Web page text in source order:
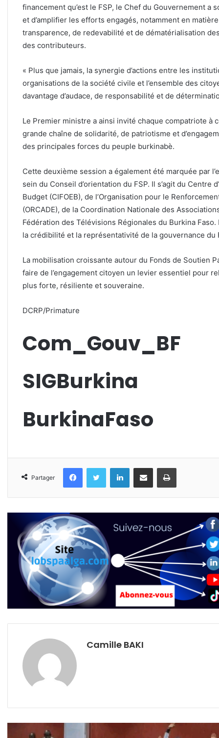
financement qu’est le FSP, le Chef du Gouvernement
et d’amplifier les efforts engagés, notamment en
transparence, de redevabilité et de dématérialisation
des contributeurs.
« Plus que jamais, la synergie d’actions entre les
organisations de la société civile et l’ensemble des
davantage d’audace, de responsabilité et de
Le Premier ministre a ainsi invité chaque compatriote à
grande chaîne de solidarité, de patriotisme et
des principales forces du peuple burkinabè.
Cette deuxième session a également été marquée par
sein du Conseil d’orientation du FSP. Il s’agit du Centre
Budget (CIFOEB), de l’Organisation pour le
(ORCADE), de la Coordination Nationale des
Fédération des Télévisions Régionales du Burkina
la crédibilité et la représentativité de la gouvernance du
La mobilisation croissante autour du Fonds de Soutien
faire de l’engagement citoyen un levier essentiel pour
plus forte, résiliente et souveraine.
DCRP/Primature
Com_Gouv_BF
SIGBurkina
BurkinaFaso
Partager
FacebookTwitter LinkedinPartager par email Imprimer
Camille BAKI